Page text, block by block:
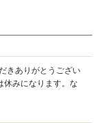
きありがとうござい
休みになります。な